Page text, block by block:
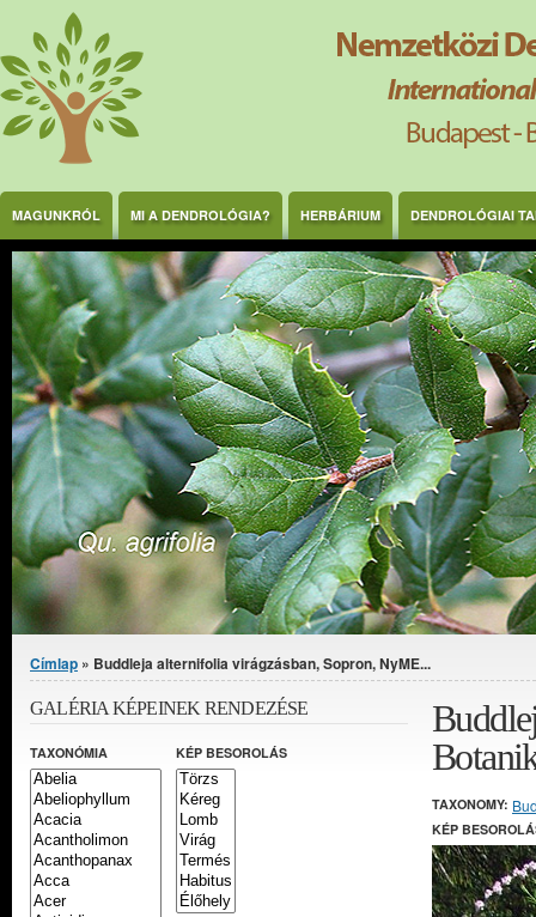
Ugrás a tartalomra
MAGUNKRÓL MI A DENDROLÓGIA? HERBÁRIUM DENDROLÓGIAI
Jelenlegi hely
Címlap » Buddleja alternifolia virágzásban, Sopron, NyME...
TAXONOMY:
KÉP
GALÉRIA KÉPEINEK RENDEZÉSE
TAXONÓMIA KÉP BESOROLÁS